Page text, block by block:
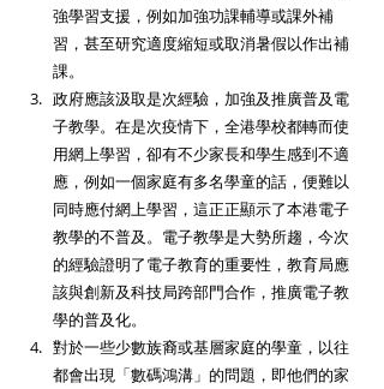
強學習支援，例如加強功課輔導或課外補
習，甚至研究適度縮短或取消暑假以作出補
課。
政府應該汲取是次經驗，加強及推廣普及電
子教學。在是次疫情下，全港學校都轉而使
用網上學習，卻有不少家長和學生感到不適
應，例如一個家庭有多名學童的話，便難以
同時應付網上學習，這正正顯示了本港電子
教學的不普及。電子教學是大勢所趨，今次
的經驗證明了電子教育的重要性，教育局應
該與創新及科技局跨部門合作，推廣電子教
學的普及化。
對於一些少數族裔或基層家庭的學童，以往
都會出現「數碼鴻溝」的問題，即他們的家